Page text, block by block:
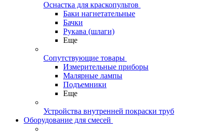
Оснастка для краскопультов
Баки нагнетательные
Бачки
Рукава (шлаги)
Еще
Сопутствующие товары
Измерительные приборы
Малярные лампы
Подъемники
Еще
Устройства внутренней покраски труб
Оборудование для смесей